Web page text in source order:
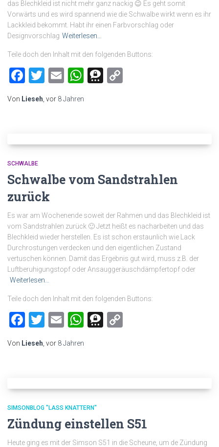
das Blechkleid ist nicht mehr ganz nackig 😉 Es geht somit
Vorwärts und es wird spannend wie die Schwalbe wirkt wenn es ihr
Lackkleid bekommt. Habt ihr einen Farbvorschlag oder
Designvorschlag Weiterlesen…
Teile doch den Inhalt mit den folgenden Buttons:
Facebook
Twitter
EmailWhatsApp
Threema
Von Lieseh , vor 8 Jahren
SCHWALBE
Schwalbe vom Sandstrahlen
zurück
Es war am Wochenende soweit der Rahmen und das Blechkleid ist
vom Sandstrahlen zurück 🙂 Jetzt heißt es nacharbeiten und das
Blechkleid wieder herstellen. Es ist schon erstaunlich wie Lack
Durchrostungen verdecken und den eigentlichen Zustand
vertuschen können. Damit das Ergebnis gut wird, muss z.B. der
Luftberuhigungstopf oder Ansauggeräuschdämpfertopf oder
Weiterlesen…
Teile doch den Inhalt mit den folgenden Buttons:
Facebook
Twitter
EmailWhatsApp
Threema
Von Lieseh , vor 8 Jahren
SIMSONBLOG "LASS KNATTERN"
Zündung einstellen S51
Heute ging es mit der Simson S51 in die Scheune, um de Zündung